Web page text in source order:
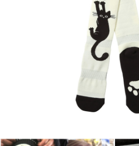
페이